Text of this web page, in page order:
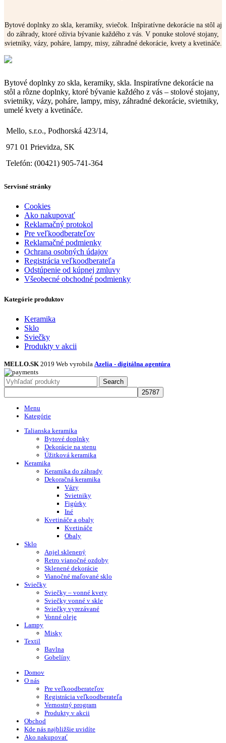
Bytové doplnky zo skla, keramiky, sviečok. Inšpiratívne dekorácie na stôl aj
do záhrady, ktoré oživia bývanie každého z vás. V ponuke stolové stojany,
svietniky, vázy, poháre, lampy, misy, záhradné dekorácie, kvety a kvetináče.
Bytové doplnky zo skla, keramiky, skla. Inspiratívne dekorácie na
stôl a rôzne doplnky, ktoré bývanie každého z vás – stolové stojany,
svietniky, vázy, poháre, lampy, misy, záhradné dekorácie, svietniky,
umelé kvety a kvetináče.
Mello, s.r.o., Podhorská 423/14,
971 01 Prievidza, SK
Telefón: (00421) 905-741-364
Servisné stránky
Cookies
Ako nakupovať
Reklamačný protokol
Pre veľkoodberateľov
Reklamačné podmienky
Ochrana osobných údajov
Registrácia veľkoodberateľa
Odstúpenie od kúpnej zmluvy
Všeobecné obchodné podmienky
Kategórie produktov
Keramika
Sklo
Sviečky
Produkty v akcii
MELLO.SK 2019 Web vyrobila Azelia - digitálna agentúra
Search
Menu
Kategórie
Talianska keramika
Bytové doplnky
Dekorácie na stenu
Úžitková keramika
Keramika
Keramika do záhrady
Dekoračná keramika
Vázy
Svietniky
Figúrky
Iné
Kvetináče a obaly
Kvetináče
Obaly
Sklo
Anjel sklenený
Retro vianočné ozdoby
Sklenené dekorácie
Vianočné maľované sklo
Sviečky
Sviečky – vonné kvety
Sviečky vonné v skle
Sviečky vyrezávané
Vonné oleje
Lampy
Misky
Textil
Bavlna
Gobelíny
Domov
O nás
Pre veľkoodberateľov
Registrácia veľkoodberateľa
Vernostný program
Produkty v akcii
Obchod
Kde nás najbližšie uvidíte
Ako nakupovať